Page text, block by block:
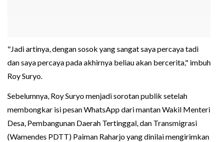
"Jadi artinya, dengan sosok yang sangat saya percaya tadi
dan saya percaya pada akhirnya beliau akan bercerita," imbuh
Roy Suryo.
Sebelumnya, Roy Suryo menjadi sorotan publik setelah
membongkar isi pesan WhatsApp dari mantan Wakil Menteri
Desa, Pembangunan Daerah Tertinggal, dan Transmigrasi
(Wamendes PDTT) Paiman Raharjo yang dinilai mengirimkan